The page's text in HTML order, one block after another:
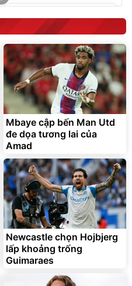
D2-001 - Thông Minh
3.000.000
2.200.000đ
Flash Sale
Lót ghế ôtô, nâng lưng
chống nóng giúp thoải mái
trong di chuyển
295.000đ
Đã bán nhiều
Mbaye cập bến Man Utd
đe dọa tương lai của
Amad
Newcastle chọn Hojbjerg
lấp khoảng trống
Guimaraes